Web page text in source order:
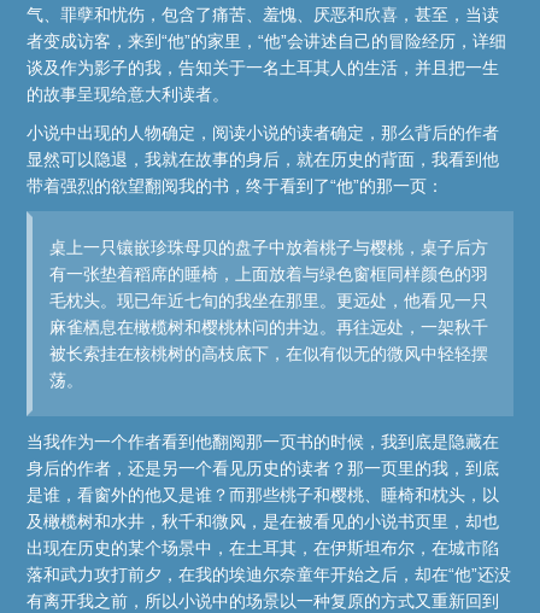
气、罪孽和忧伤，包含了痛苦、羞愧、厌恶和欣喜，甚至，当读
者变成访客，来到“他”的家里，“他”会讲述自己的冒险经历，详细
谈及作为影子的我，告知关于一名土耳其人的生活，并且把一生
的故事呈现给意大利读者。
小说中出现的人物确定，阅读小说的读者确定，那么背后的作者
显然可以隐退，我就在故事的身后，就在历史的背面，我看到他
带着强烈的欲望翻阅我的书，终于看到了“他”的那一页：
桌上一只镶嵌珍珠母贝的盘子中放着桃子与樱桃，桌子后方
有一张垫着稻席的睡椅，上面放着与绿色窗框同样颜色的羽
毛枕头。现已年近七旬的我坐在那里。更远处，他看见一只
麻雀栖息在橄榄树和樱桃林问的井边。再往远处，一架秋千
被长索挂在核桃树的高枝底下，在似有似无的微风中轻轻摆
荡。
当我作为一个作者看到他翻阅那一页书的时候，我到底是隐藏在
身后的作者，还是另一个看见历史的读者？那一页里的我，到底
是谁，看窗外的他又是谁？而那些桃子和樱桃、睡椅和枕头，以
及橄榄树和水井，秋千和微风，是在被看见的小说书页里，却也
出现在历史的某个场景中，在土耳其，在伊斯坦布尔，在城市陷
落和武力攻打前夕，在我的埃迪尔奈童年开始之后，却在“他”还没
有离开我之前，所以小说中的场景以一种复原的方式又重新回到